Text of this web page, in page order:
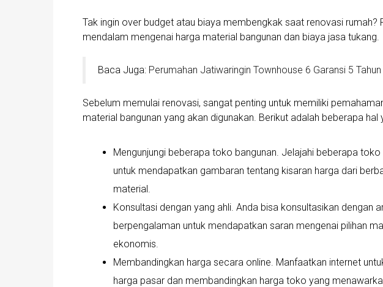
Tak ingin over budget atau biaya membengkak saat renovasi rumah?
mendalam mengenai harga material bangunan dan biaya jasa tukang.
Baca Juga: Perumahan Jatiwaringin Townhouse 6 Garansi 5 Tahun
Sebelum memulai renovasi, sangat penting untuk memiliki
material bangunan yang akan digunakan. Berikut adalah beberapa hal
Mengunjungi beberapa toko bangunan. Jelajahi beberapa
untuk mendapatkan gambaran tentang kisaran harga dari
material.
Konsultasi dengan yang ahli. Anda bisa konsultasikan dengan
berpengalaman untuk mendapatkan saran mengenai pilihan
ekonomis.
Membandingkan harga secara online. Manfaatkan internet
harga pasar dan membandingkan harga toko yang